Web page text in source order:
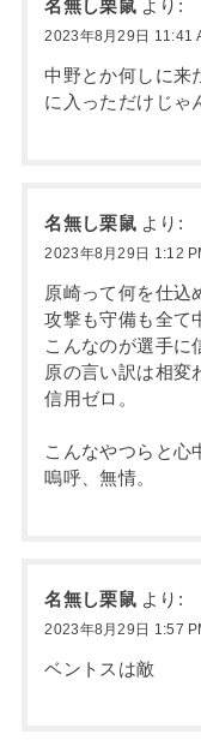
名無し栗鼠 より:
2023年8月29日 11:41
中野とか何しに来
に入っただけじゃ
名無し栗鼠 より:
2023年8月29日 1:12
原崎って何を仕込
攻撃も守備も全て
こんなのが選手に
原の言い訳は相変
信用ゼロ。
こんなやつらと心
嗚呼、無情。
名無し栗鼠 より:
2023年8月29日 1:57
ベントスは敵